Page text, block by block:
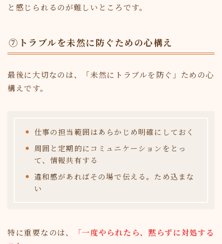
と感じられるのが難しいところです。
⑦トラブルを未然に防ぐための心構え
最後に大切なのは、「未然にトラブルを防ぐ」ための心
構えです。
仕事の担当範囲はあらかじめ明確にしておく
周囲と定期的にコミュニケーションをとっ
て、情報共有する
違和感があればその場で伝える。ため込まな
い
特に重要なのは、
「一度やられたら、黙らずに対処する